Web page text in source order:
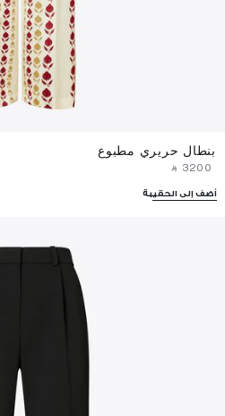
بنطال حريري مطبوع
‎ ⃁ ⁦3200⁩ ‎
أضف إلى الحقيبة